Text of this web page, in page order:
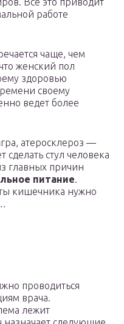
работе
чаще, чем
женский пол
здоровью
своему
ведет более
атеросклероз —
стул человека
главных причин
питание.
кишечника нужно
проводиться
врача.
лежит